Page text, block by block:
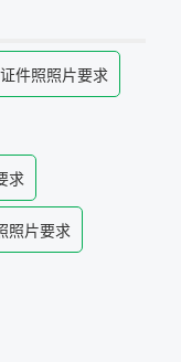
件照照片要求
求
照片要求